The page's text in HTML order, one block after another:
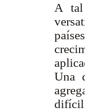
A tal
Una
difícil